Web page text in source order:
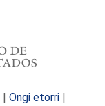
| Ongi etorri |